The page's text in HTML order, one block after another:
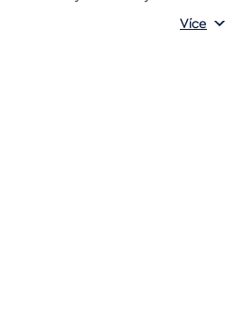
objaví až po chvíľke napätiaVíce